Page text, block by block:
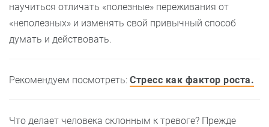
научиться отличать «полезные» переживания от
«неполезных» и изменять свой привычный способ
думать и действовать.
Рекомендуем посмотреть: Стресс как фактор роста.
Что делает человека склонным к тревоге? Прежде